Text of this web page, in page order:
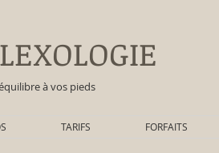
à vos pieds
TARIFS FORFAITS